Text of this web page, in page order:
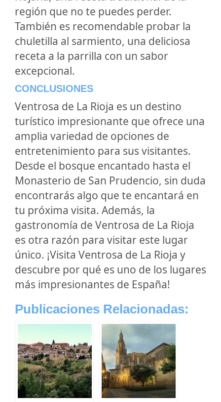
región que no te puedes perder.
También es recomendable probar la
chuletilla al sarmiento, una deliciosa
receta a la parrilla con un sabor
excepcional.
CONCLUSIONES
Ventrosa de La Rioja es un destino
turístico impresionante que ofrece una
amplia variedad de opciones de
entretenimiento para sus visitantes.
Desde el bosque encantado hasta el
Monasterio de San Prudencio, sin duda
encontrarás algo que te encantará en
tu próxima visita. Además, la
gastronomía de Ventrosa de La Rioja
es otra razón para visitar este lugar
único. ¡Visita Ventrosa de La Rioja y
descubre por qué es uno de los lugares
más impresionantes de España!
Publicaciones Relacionadas: